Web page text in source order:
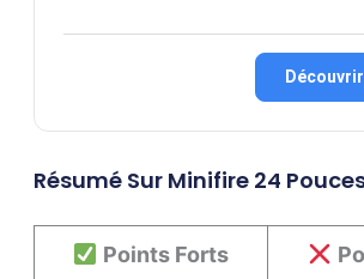
Résumé Sur Minifire 24
Points Forts